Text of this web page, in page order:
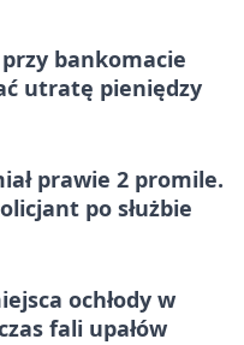
przy bankomacie
utratę pieniędzy
prawie 2 promile.
po służbie
ochłody w
fali upałów